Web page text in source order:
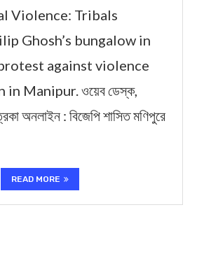
Violence: Tribals
Ghosh’s bungalow in
against violence
Manipur. ওয়েব ডেস্ক,
অনলাইন : বিজেপি শাসিত মণিপুরে
READ MORE